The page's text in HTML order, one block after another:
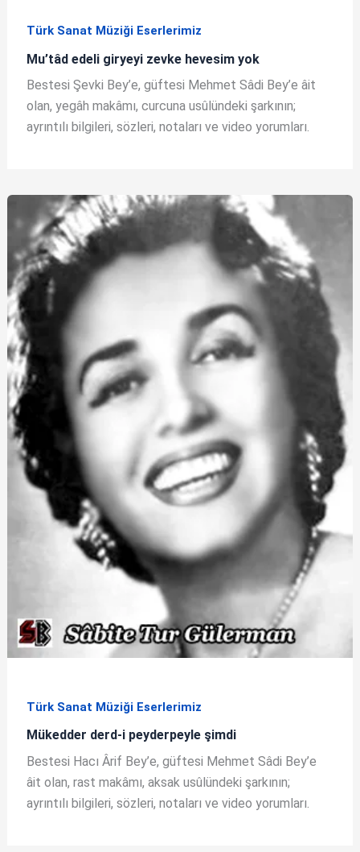
Türk Sanat Müziği Eserlerimiz
Mu’tâd edeli giryeyi zevke hevesim yok
Bestesi Şevki Bey’e, güftesi Mehmet Sâdi Bey’e âit
olan, yegâh makâmı, curcuna usûlündeki şarkının;
ayrıntılı bilgileri, sözleri, notaları ve video yorumları.
Türk Sanat Müziği Eserlerimiz
Mükedder derd-i peyderpeyle şimdi
Bestesi Hacı Ârif Bey’e, güftesi Mehmet Sâdi Bey’e
âit olan, rast makâmı, aksak usûlündeki şarkının;
ayrıntılı bilgileri, sözleri, notaları ve video yorumları.